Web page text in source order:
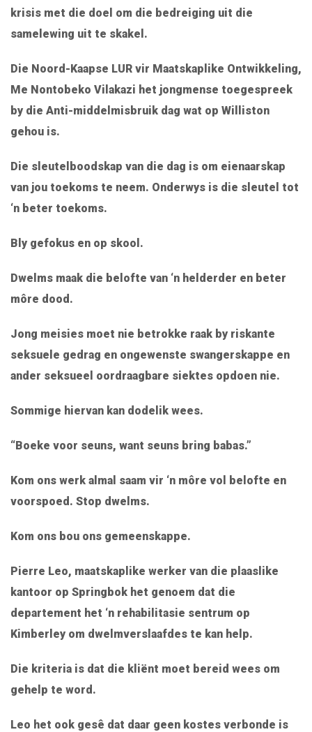
krisis met die doel om die bedreiging uit die
samelewing uit te skakel.
Die Noord-Kaapse LUR vir Maatskaplike Ontwikkeling,
Me Nontobeko Vilakazi het jongmense toegespreek
by die Anti-middelmisbruik dag wat op Williston
gehou is.
Die sleutelboodskap van die dag is om eienaarskap
van jou toekoms te neem. Onderwys is die sleutel tot
‘n beter toekoms.
Bly gefokus en op skool.
Dwelms maak die belofte van ‘n helderder en beter
môre dood.
Jong meisies moet nie betrokke raak by riskante
seksuele gedrag en ongewenste swangerskappe en
ander seksueel oordraagbare siektes opdoen nie.
Sommige hiervan kan dodelik wees.
“Boeke voor seuns, want seuns bring babas.”
Kom ons werk almal saam vir ‘n môre vol belofte en
voorspoed. Stop dwelms.
Kom ons bou ons gemeenskappe.
Pierre Leo, maatskaplike werker van die plaaslike
kantoor op Springbok het genoem dat die
departement het ‘n rehabilitasie sentrum op
Kimberley om dwelmverslaafdes te kan help.
Die kriteria is dat die kliënt moet bereid wees om
gehelp te word.
Leo het ook gesê dat daar geen kostes verbonde is